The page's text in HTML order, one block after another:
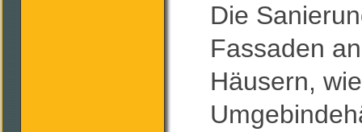
Die
Fassaden
Häusern,